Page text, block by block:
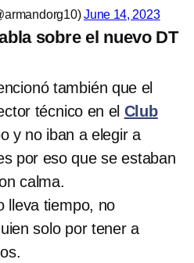
June 14, 2023
sobre el nuevo DT
también que el
técnico en el Club
y no iban a elegir a
por eso que se estaban
calma.
lleva tiempo, no
solo por tener a